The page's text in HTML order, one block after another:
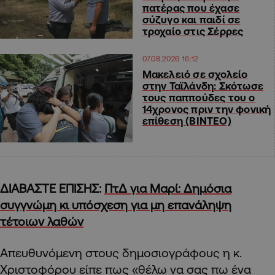
πατέρας που έχασε
σύζυγο και παιδί σε
τροχαίο στις Σέρρες
07.08.2026 16:12
Μακελειό σε σχολείο
στην Ταϊλάνδη: Σκότωσε
τους παππούδες του ο
14χρονος πριν την φονική
επίθεση (ΒΙΝΤΕΟ)
ΔΙΑΒΑΣΤΕ ΕΠΙΣΗΣ: ΠτΔ για Μαρί: Δημόσια
συγγνώμη κι υπόσχεση για μη επανάληψη
τέτοιων λαθών
Απευθυνόμενη στους δημοσιογράφους η κ.
Χριστοφόρου είπε πως «θέλω να σας πω ένα